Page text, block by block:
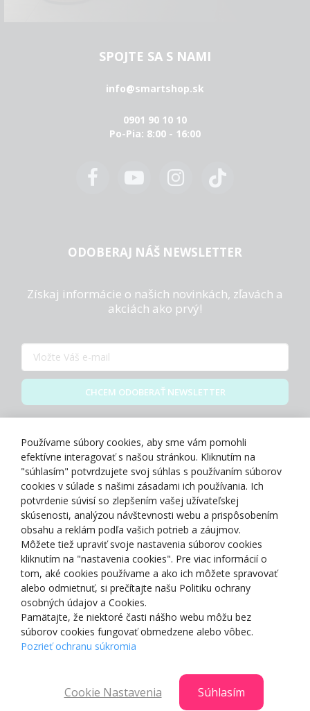
SPOJTE SA S NAMI
info@smartshop.sk
0901 90 10 10
Po-Pia: 8:00 - 16:00
ODOBERAJ NÁŠ NEWSLETTER
Získaj informácie o našich novinkách, zľavách a
akciách ako prvý!
CHCEM ODOBERAŤ NEWSLETTER
O NÁS
NAKUPOVANIE
ZÁKAZNÍCKA ZÓNA
NAŠE OCENENIA
© 2025 Smartshop
Používame súbory cookies, aby sme vám pomohli
efektívne interagovať s našou stránkou. Kliknutím na
"súhlasím" potvrdzujete svoj súhlas s používaním súborov
cookies v súlade s našimi zásadami ich používania. Ich
potvrdenie súvisí so zlepšením vašej užívateľskej
skúsenosti, analýzou návštevnosti webu a prispôsobením
obsahu a reklám podľa vašich potrieb a záujmov.
Môžete tiež upraviť svoje nastavenia súborov cookies
kliknutím na "nastavenia cookies". Pre viac informácií o
tom, aké cookies používame a ako ich môžete spravovať
alebo odmietnuť, si prečítajte našu Politiku ochrany
osobných údajov a Cookies.
Pamätajte, že niektoré časti nášho webu môžu bez
súborov cookies fungovať obmedzene alebo vôbec.
Pozrieť ochranu súkromia
Cookie Nastavenia Súhlasím